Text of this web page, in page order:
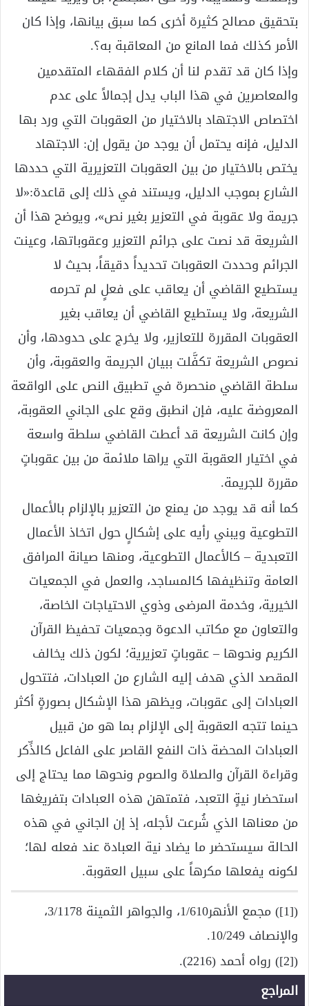
بتحقيق مصالح كثيرة أخرى كما سبق بيانها، وإذا كان
الأمر كذلك فما المانع من المعاقبة به؟.
وإذا كان قد تقدم لنا أن كلام الفقهاء المتقدمين
والمعاصرين في هذا الباب يدل إجمالاً على عدم
اختصاص الاجتهاد بالاختيار من العقوبات التي ورد بها
الدليل، فإنه يحتمل أن يوجد من يقول إن: الاجتهاد
يختص بالاختيار من بين العقوبات التعزيرية التي حددها
الشارع بموجب الدليل، ويستند في ذلك إلى قاعدة:«لا
جريمة ولا عقوبة في التعزير بغير نص»، ويوضح هذا أن
الشريعة قد نصت على جرائم التعزير وعقوباتها، وعينت
الجرائم وحددت العقوبات تحديداً دقيقاً، بحيث لا
يستطيع القاضي أن يعاقب على فعلٍ لم تحرمه
الشريعة، ولا يستطيع القاضي أن يعاقب بغير
العقوبات المقررة للتعازير، ولا يخرج على حدودها، وأن
نصوص الشريعة تكفَّلت ببيان الجريمة والعقوبة، وأن
سلطة القاضي منحصرة في تطبيق النص على الواقعة
المعروضة عليه، فإن انطبق وقع على الجاني العقوبة،
وإن كانت الشريعة قد أعطت القاضي سلطة واسعة
في اختيار العقوبة التي يراها ملائمة من بين عقوباتٍ
مقررة للجريمة.
كما أنه قد يوجد من يمنع من التعزير بالإلزام بالأعمال
التطوعية ويبني رأيه على إشكالٍ حول اتخاذ الأعمال
التعبدية – كالأعمال التطوعية، ومنها صيانة المرافق
العامة وتنظيفها كالمساجد، والعمل في الجمعيات
الخيرية، وخدمة المرضى وذوي الاحتياجات الخاصة،
والتعاون مع مكاتب الدعوة وجمعيات تحفيظ القرآن
الكريم ونحوها – عقوباتٍ تعزيرية؛ لكون ذلك يخالف
المقصد الذي هدف إليه الشارع من العبادات، فتتحول
العبادات إلى عقوبات، ويظهر هذا الإشكال بصورةٍ أكثر
حينما تتجه العقوبة إلى الإلزام بما هو من قبيل
العبادات المحضة ذات النفع القاصر على الفاعل كالذِّكر
وقراءة القرآن والصلاة والصوم ونحوها مما يحتاج إلى
استحضار نيةٍ التعبد، فتمتهن هذه العبادات بتفريغها
من معناها الذي شُرعت لأجله، إذ إن الجاني في هذه
الحالة سيستحضر ما يضاد نية العبادة عند فعله لها؛
لكونه يفعلها مكرهاً على سبيل العقوبة.
([1]) مجمع الأنهر1/610، والجواهر الثمينة 3/1178،
والإنصاف 10/249.
([2]) رواه أحمد (2216).
المراجع